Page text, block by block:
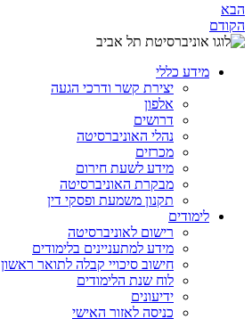
הבא
הקודם
מידע כללי
יצירת קשר ודרכי הגעה
אלפון
דרושים
נהלי האוניברסיטה
מכרזים
מידע לשעת חירום
מבקרת האוניברסיטה
תקנון משמעת ופסקי דין
לימודים
רישום לאוניברסיטה
מידע למתעניינים בלימודים
חישוב סיכויי קבלה לתואר ראשון
לוח שנת הלימודים
ידיעונים
כניסה לאזור האישי